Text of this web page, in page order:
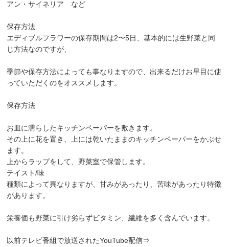
アン・サイネリア など
保存方法
エディブルフラワーの保存期間は2〜5日、基本的には生野菜と同
じ方法なのですが、
季節や保存方法によっても事なりますので、出来るだけお早目に使
っていただくのをオススメします。
保存方法
お皿に濡らしたキッチンペーパーを敷きます。
その上に花を置き、上には乾いたままのキッチンペーパーをかぶせ
ます。
上からラップをして、野菜室で保管します。
テイスト/味
種類によって異なりますが、甘みがあったり、苦味があったり特徴
があります。
栄養価も野菜に引け劣らずビタミン、繊維を多く含んでいます。
以前テレビ番組で放送されたYouTube配信⇒